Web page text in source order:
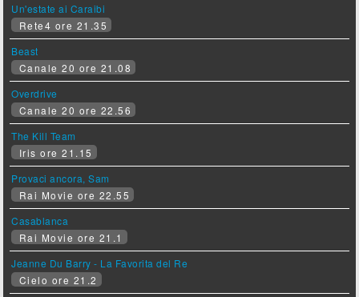
Un'estate ai Caraibi
Rete4 ore 21.35
Beast
Canale 20 ore 21.08
Overdrive
Canale 20 ore 22.56
The Kill Team
Iris ore 21.15
Provaci ancora, Sam
Rai Movie ore 22.55
Casablanca
Rai Movie ore 21.1
Jeanne Du Barry - La Favorita del Re
Cielo ore 21.2